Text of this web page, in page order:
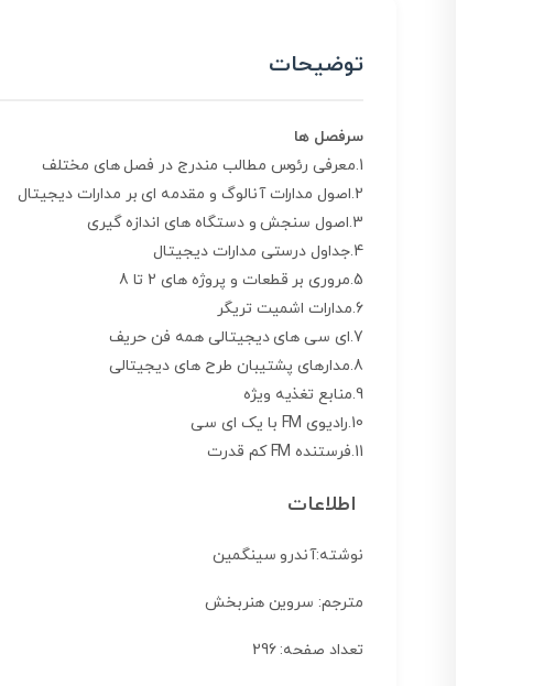
توضیحات
سرفصل ها
1.معرفی رئوس مطالب مندرج در فصل های مختلف
2.اصول مدارات آنالوگ و مقدمه ای بر مدارات دیجیتال
3.اصول سنجش و دستگاه های اندازه گیری
4.جداول درستی مدارات دیجیتال
5.مروری بر قطعات و پروژه های 2 تا 8
6.مدارات اشمیت تریگر
7.ای سی های دیجیتالی همه فن حریف
8.مدارهای پشتیبان طرح های دیجیتالی
9.منابع تغذیه ویژه
10.رادیوی FM با یک ای سی
11.فرستنده FM کم قدرت
اطلاعات
نوشته:آندرو سینگمین
مترجم: سروین هنربخش
تعداد صفحه: 296